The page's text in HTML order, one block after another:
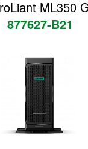
ML350
877627-B21